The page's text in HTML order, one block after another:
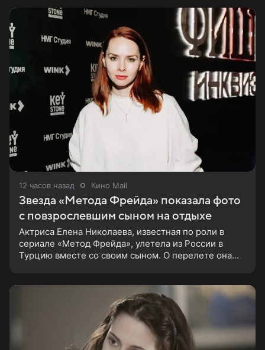
12 часов назад Кино Mail
Звезда «Метода Фрейда» показала фото
с повзрослевшим сыном на отдыхе
Актриса Елена Николаева, известная по роли в
сериале «Метод Фрейда», улетела из России в
Турцию вместе со своим сыном. О перелете она